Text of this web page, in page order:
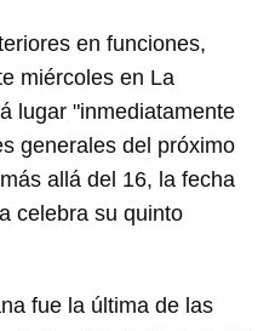
en funciones,
miércoles en La
lugar "inmediatamente
generales del próximo
allá del 16, la fecha
celebra su quinto
fue la última de las